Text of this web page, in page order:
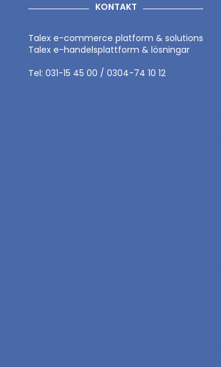
KONTAKT
Talex e-commerce platform & solutions
Talex e-handelsplattform & lösningar
Tel: 031-15 45 00 / 0304-74 10 12